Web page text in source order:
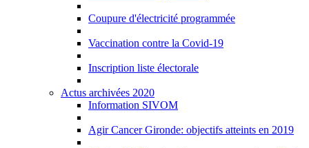
Coupure d'électricité programmée
Vaccination contre la Covid-19
Inscription liste électorale
Actus archivées 2020
Information SIVOM
Agir Cancer Gironde: objectifs atteints en 2019